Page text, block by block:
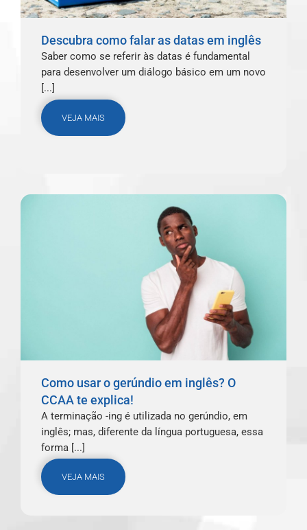
Descubra como falar as datas em inglês
Saber como se referir às datas é fundamental
para desenvolver um diálogo básico em um novo
[...]
VEJA MAIS
Como usar o gerúndio em inglês? O
CCAA te explica!
A terminação -ing é utilizada no gerúndio, em
inglês; mas, diferente da língua portuguesa, essa
forma [...]
VEJA MAIS